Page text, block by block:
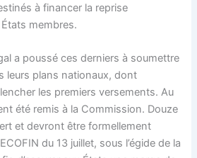
à financer la reprise
membres.
a poussé ces derniers à soumettre
leurs plans nationaux, dont
les premiers versements. Au
été remis à la Commission. Douze
et devront être formellement
du 13 juillet, sous l’égide de la